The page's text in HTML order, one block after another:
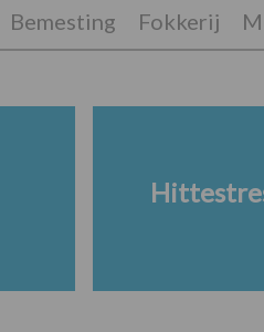
Bemesting Fokkerij